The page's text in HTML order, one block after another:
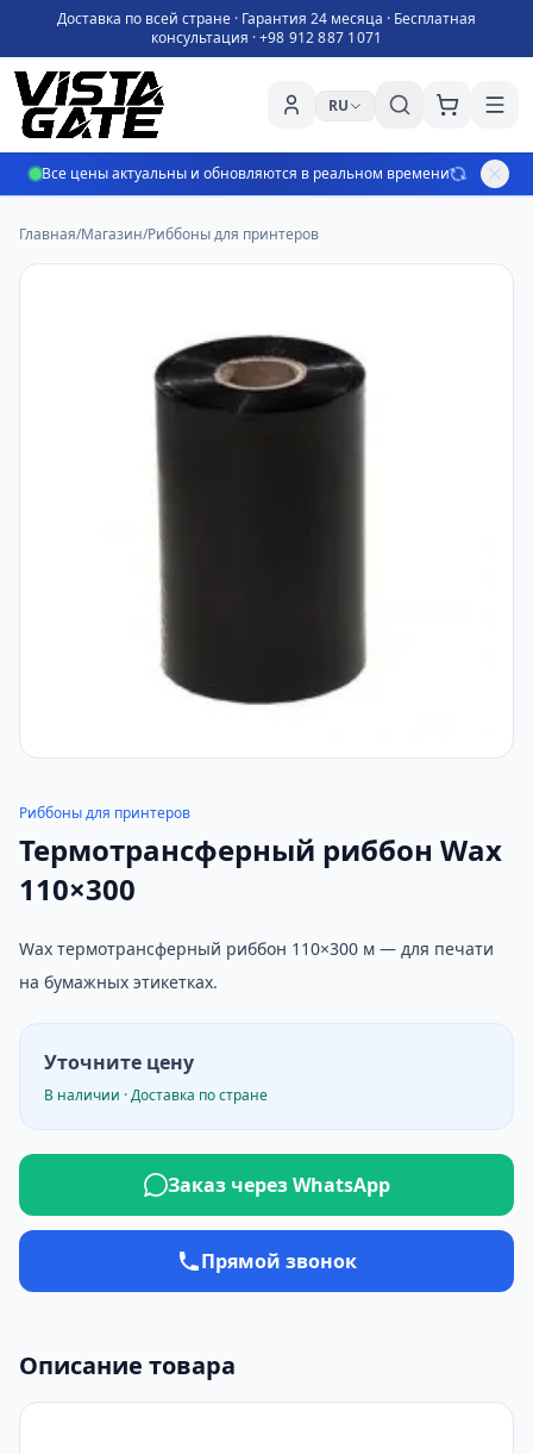
Доставка по всей стране · Гарантия 24 месяца · Бесплатная
консультация ·+98 912 887 1071
RU
Все цены актуальны и обновляются в реальном времени
Главная/Магазин/Риббоны для принтеров
Риббоны для принтеров
Термотрансферный риббон Wax
110×300
Wax термотрансферный риббон 110×300 м — для печати
на бумажных этикетках.
Уточните цену
В наличии · Доставка по стране
Заказ через WhatsApp
Прямой звонок
Описание товара